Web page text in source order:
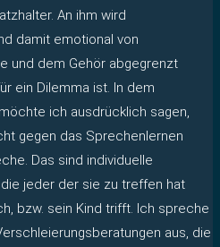
An ihm wird
damit emotional von
und dem Gehör abgegrenzt
ein Dilemma ist. In dem
ich ausdrücklich sagen,
gegen das Sprechenlernen
Das sind individuelle
jeder der sie zu treffen hat
bzw. sein Kind trifft. Ich spreche
aus, die